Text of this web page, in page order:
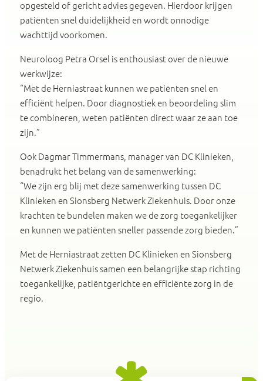
opgesteld of gericht advies gegeven. Hierdoor krijgen
patiënten snel duidelijkheid en wordt onnodige
wachttijd voorkomen.
Neuroloog Petra Orsel is enthousiast over de nieuwe
werkwijze:
“Met de Herniastraat kunnen we patiënten snel en
efficiënt helpen. Door diagnostiek en beoordeling slim
te combineren, weten patiënten direct waar ze aan toe
zijn.”
Ook Dagmar Timmermans, manager van DC Klinieken,
benadrukt het belang van de samenwerking:
“We zijn erg blij met deze samenwerking tussen DC
Klinieken en Sionsberg Netwerk Ziekenhuis. Door onze
krachten te bundelen maken we de zorg toegankelijker
en kunnen we patiënten sneller passende zorg bieden.”
Met de Herniastraat zetten DC Klinieken en Sionsberg
Netwerk Ziekenhuis samen een belangrijke stap richting
toegankelijke, patiëntgerichte en efficiënte zorg in de
regio.